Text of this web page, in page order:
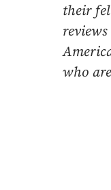
their
who